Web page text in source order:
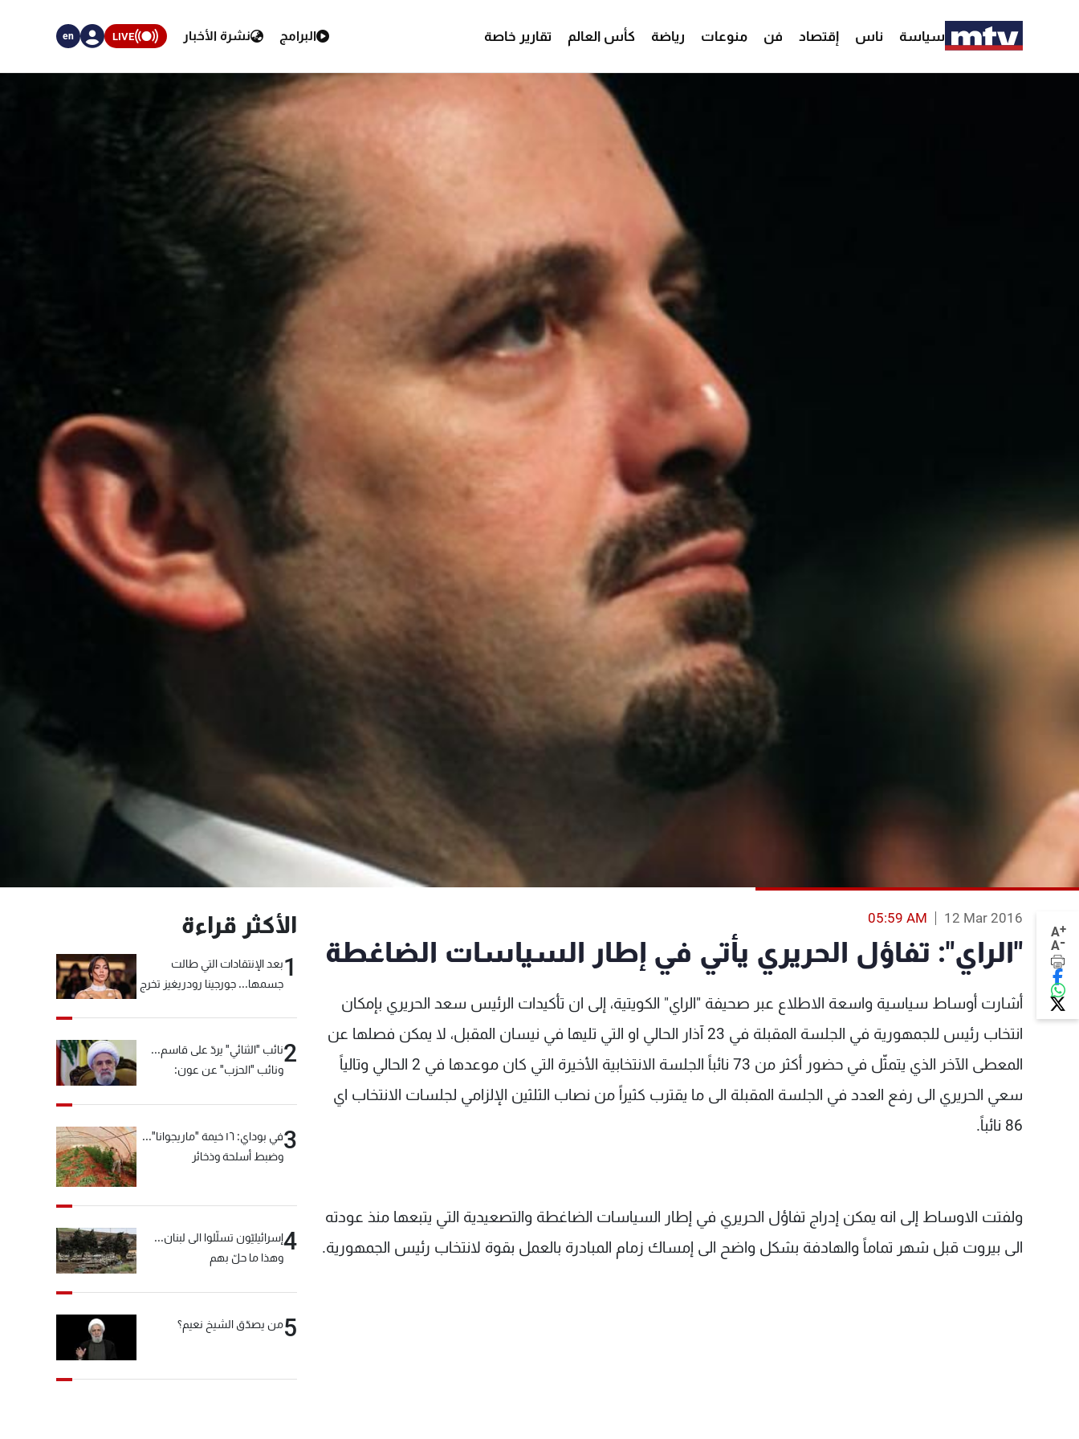
سياسة ناس إقتصاد فن منوعات رياضة كأس العالم تقارير خاصة البرامج نشرة الأخبار LIVE
en
A+
A-
12 Mar 2016
05:59 AM
"الراي": تفاؤل الحريري يأتي في إطار السياسات الضاغطة
أشارت أوساط سياسية واسعة الاطلاع عبر صحيفة "الراي" الكويتية، إلى ان تأكيدات الرئيس سعد الحريري بإمكان
انتخاب رئيس للجمهورية في الجلسة المقبلة في 23 آذار الحالي او التي تليها في نيسان المقبل، لا يمكن فصلها عن
المعطى الآخر الذي يتمثّل في حضور أكثر من 73 نائباً الجلسة الانتخابية الأخيرة التي كان موعدها في 2 الحالي وتالياً
سعي الحريري الى رفع العدد في الجلسة المقبلة الى ما يقترب كثيراً من نصاب الثلثين الإلزامي لجلسات الانتخاب اي
86 نائباً.
ولفتت الاوساط إلى انه يمكن إدراج تفاؤل الحريري في إطار السياسات الضاغطة والتصعيدية التي يتبعها منذ عودته
الى بيروت قبل شهر تماماً والهادفة بشكل واضح الى إمساك زمام المبادرة بالعمل بقوة لانتخاب رئيس الجمهورية.
الأكثر قراءة
1بعد الإنتقادات التي طالت
جسمها... جورجينا رودريغيز تخرج
2نائب "الثنائي" يردّ على قاسم...
ونائب "الحزب" عن عون:
3
في بوداي: ١٦ خيمة "ماريجوانا"...
وضبط أسلحة وذخائر
4إسرائيليّون تسلّلوا الى لبنان...
وهذا ما حلّ بهم
5من يصدّق الشيخ نعيم؟